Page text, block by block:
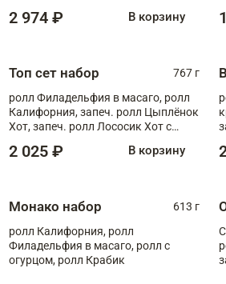
2 974 ₽ В корзину
Топ сет набор
767 г
ролл Филадельфия в масаго, ролл
Калифорния, запеч. ролл Цыплёнок
Хот, запеч. ролл Лососик Хот с
2 025 ₽ В корзину
Монако набор
613 г
ролл Калифорния, ролл
Филадельфия в масаго, ролл с
огурцом, ролл Крабик